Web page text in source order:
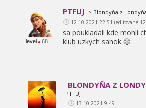
level 68
PTFUJ -> Blondyňa z
12.10.2021 22:51 (editované
sa poukladali kde mohli
klub uzkych sanok 😬
BLONDYŇA Z
PTFUJ
13.10.2021 9:49